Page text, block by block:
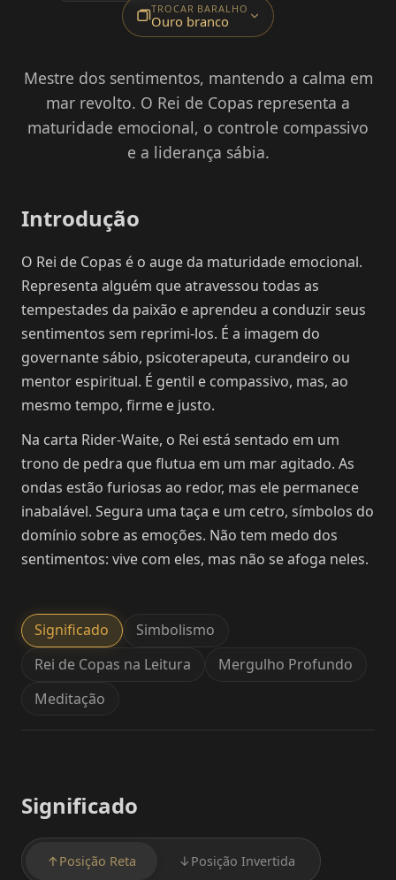
TROCAR BARALHO
Ouro branco
Mestre dos sentimentos, mantendo a calma em
mar revolto. O Rei de Copas representa a
maturidade emocional, o controle compassivo
e a liderança sábia.
Introdução
O Rei de Copas é o auge da maturidade emocional.
Representa alguém que atravessou todas as
tempestades da paixão e aprendeu a conduzir seus
sentimentos sem reprimi-los. É a imagem do
governante sábio, psicoterapeuta, curandeiro ou
mentor espiritual. É gentil e compassivo, mas, ao
mesmo tempo, firme e justo.
Na carta Rider-Waite, o Rei está sentado em um
trono de pedra que flutua em um mar agitado. As
ondas estão furiosas ao redor, mas ele permanece
inabalável. Segura uma taça e um cetro, símbolos do
domínio sobre as emoções. Não tem medo dos
sentimentos: vive com eles, mas não se afoga neles.
Significado
Simbolismo
Rei de Copas na Leitura
Mergulho Profundo
Meditação
Significado
↑ Posição Reta ↓ Posição Invertida